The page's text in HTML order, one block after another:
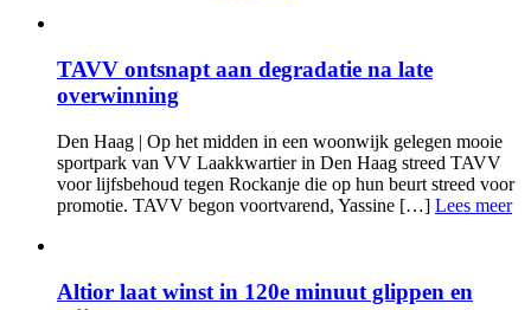
TAVV ontsnapt aan degradatie na late
overwinning
Den Haag | Op het midden in een woonwijk gelegen mooie
sportpark van VV Laakkwartier in Den Haag streed TAVV
voor lijfsbehoud tegen Rockanje die op hun beurt streed voor
promotie. TAVV begon voortvarend, Yassine […] Lees meer
Altior laat winst in 120e minuut glippen en